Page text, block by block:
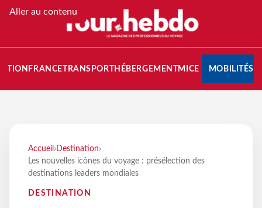
Aller au contenu
FRANCETRANSPORT HÉBERGEMENTMICE MOBILITÉS
Accueil › Destination›
Les nouvelles icônes du voyage : présélection des
destinations leaders mondiales
DESTINATION